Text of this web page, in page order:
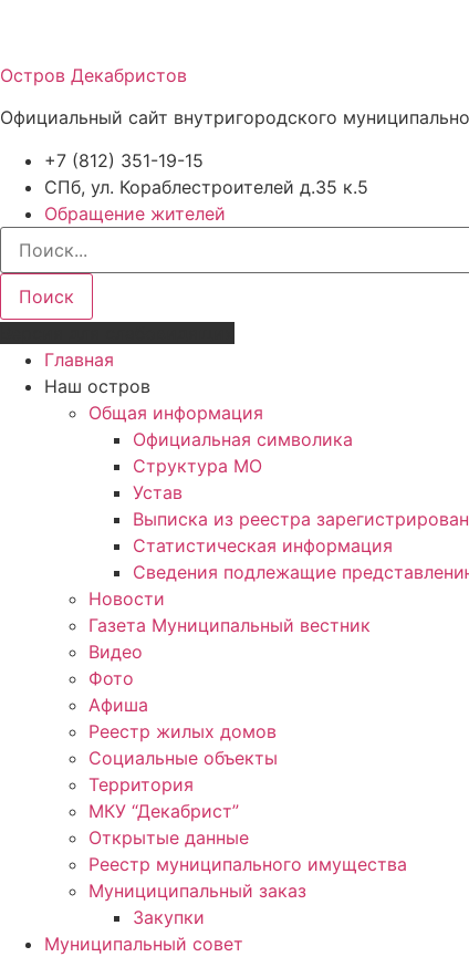
Остров Декабристов
Официальный сайт внутригородского
+7 (812) 351-19-15
СПб, ул. Кораблестроителей д.35 к.5
Обращение жителей
Поиск
Главная
Наш остров
Общая информация
Официальная символика
Структура МО
Устав
Выписка из реестра
Статистическая информация
Сведения подлежащие
Новости
Газета Муниципальный вестник
Видео
Фото
Афиша
Реестр жилых домов
Социальные объекты
Территория
МКУ “Декабрист”
Открытые данные
Реестр муниципального имущества
Мунициципальный заказ
Закупки
Муниципальный совет